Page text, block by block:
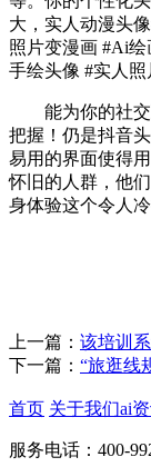
大，实人动漫头
照片变漫画 #Ai绘
手绘头像 #实人照
能为你的社交
把握！仍是抖音
易用的界面使得
怀旧的人群，他
身体验这个令人
上一篇： 该培训
下一篇： “旅逛线
首页 关于我们ai
服务电话：400-